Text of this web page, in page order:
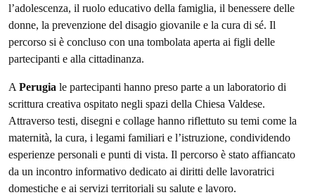
l’adolescenza, il ruolo educativo della famiglia, il benessere delle
donne, la prevenzione del disagio giovanile e la cura di sé. Il
percorso si è concluso con una tombolata aperta ai figli delle
partecipanti e alla cittadinanza.
A Perugia le partecipanti hanno preso parte a un laboratorio di
scrittura creativa ospitato negli spazi della Chiesa Valdese.
Attraverso testi, disegni e collage hanno riflettuto su temi come la
maternità, la cura, i legami familiari e l’istruzione, condividendo
esperienze personali e punti di vista. Il percorso è stato affiancato
da un incontro informativo dedicato ai diritti delle lavoratrici
domestiche e ai servizi territoriali su salute e lavoro.